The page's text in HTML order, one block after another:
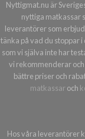
Nyttigmat.nu är
nyttiga matkassar
leverantörer som
tänka på vad du stoppar
som vi själva inte har
vi rekommenderar
bättre priser och
matkassaroch
Hos våra leverantörer